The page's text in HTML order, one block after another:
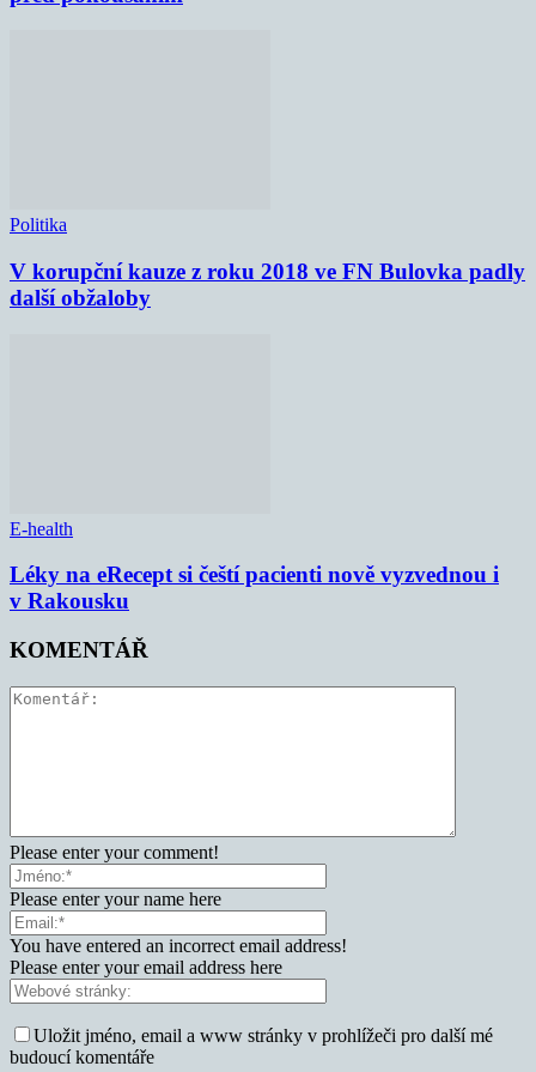
Politika
V korupční kauze z roku 2018 ve FN Bulovka padly
další obžaloby
E-health
Léky na eRecept si čeští pacienti nově vyzvednou i
v Rakousku
KOMENTÁŘ
Please enter your comment!
Please enter your name here
You have entered an incorrect email address!
Please enter your email address here
Uložit jméno, email a www stránky v prohlížeči pro další mé
budoucí komentáře